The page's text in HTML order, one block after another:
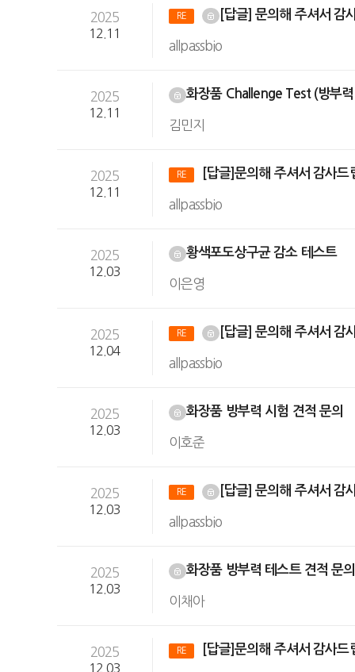
2025
12.11
RE [답글] 문의해 주셔서 감
allpassbio
2025
12.11
화장품 Challenge Test (방부
김민지
2025
12.11
RE [답글]문의해 주셔서 감사드
allpassbio
2025
12.03
황색포도상구균 감소 테스트
이은영
2025
12.04
RE [답글] 문의해 주셔서 감
allpassbio
2025
12.03
화장품 방부력 시험 견적 문의
이호준
2025
12.03
RE [답글] 문의해 주셔서 감
allpassbio
2025
12.03
화장품 방부력 테스트 견적 문의
이채아
2025
12.03
RE [답글]문의해 주셔서 감사드